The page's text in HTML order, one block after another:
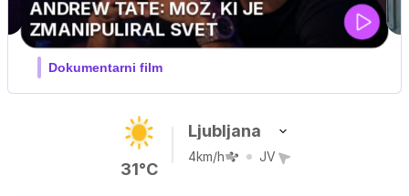
MOJ PRIJATELJ PINGVIN
Film meseca / družinski, pustolovski
31°C
Ljubljana
4km/h JV